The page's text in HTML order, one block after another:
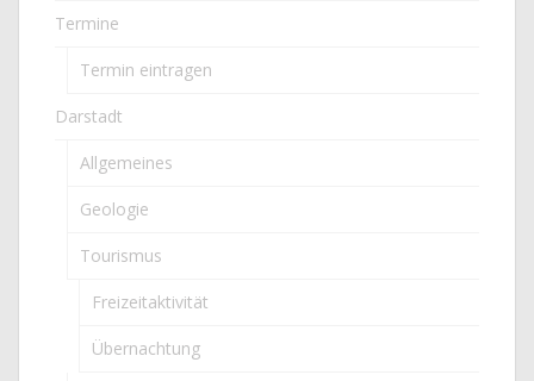
Termine
Termin eintragen
Darstadt
Allgemeines
Geologie
Tourismus
Freizeitaktivität
Übernachtung